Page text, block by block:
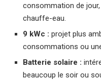
consommation de
chauffe-eau.
9 kWc : projet plus
consommations ou
Batterie solaire :
beaucoup le soir ou